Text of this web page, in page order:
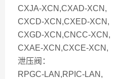
CXJA-XCN,CXAD-XCN,
CXCD-XCN,CXED-XCN,
CXGD-XCN,CNCC-XCN,
CXAE-XCN,CXCE-XCN,
泄压阀：
RPGC-LAN,RPIC-LAN,